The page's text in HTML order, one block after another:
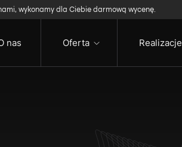
wykonamy dla Ciebie darmową wycenę.
nas Oferta Realizacje